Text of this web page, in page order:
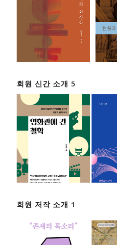
회원 신간 소개 5
회원 저작 소개 1